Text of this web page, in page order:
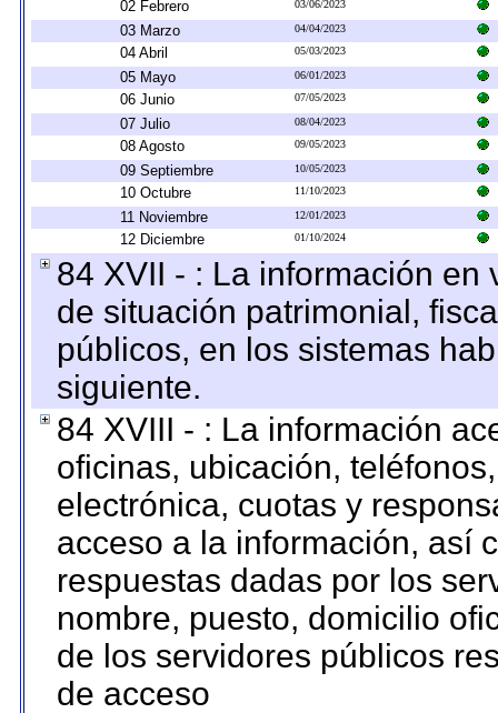
02 Febrero 03/06/2023
03 Marzo 04/04/2023
04 Abril 05/03/2023
05 Mayo 06/01/2023
06 Junio 07/05/2023
07 Julio 08/04/2023
08 Agosto 09/05/2023
09 Septiembre 10/05/2023
10 Octubre 11/10/2023
11 Noviembre 12/01/2023
12 Diciembre 01/10/2024
84 XVII - : La información
de situación patrimonial,
públicos, en los sistemas
siguiente.
84 XVIII - : La información
oficinas, ubicación,
electrónica, cuotas y
acceso a la información, así
respuestas dadas por los
nombre, puesto, domicilio
de los servidores públicos
de acceso